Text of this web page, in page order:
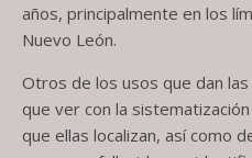
años, principalmente en los
Nuevo León.
Otros de los usos que dan
que ver con la
que ellas localizan, así como